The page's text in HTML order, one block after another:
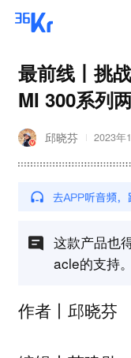
最前线丨挑
MI 300系列
邱晓芬 2023年
这款产品也
acle的支持。
作者丨邱晓芬